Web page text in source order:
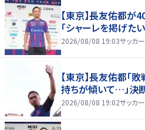
【東京】長友佑都
「シャーレを掲げたい
2026/08/08 19:03サッカー
【東京】長友佑都「
持ちが傾いて…」決
2026/08/08 19:02サッカー